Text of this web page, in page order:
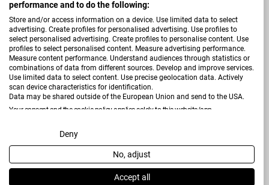
performance and to do the following:
Store and/or access information on a device. Use limited data to select
advertising. Create profiles for personalised advertising. Use profiles to
select personalised advertising. Create profiles to personalise content. Use
profiles to select personalised content. Measure advertising performance.
Measure content performance. Understand audiences through statistics or
combinations of data from different sources. Develop and improve services.
Use limited data to select content. Use precise geolocation data. Actively
scan device characteristics for identification.
Data may be shared outside of the European Union and send to the USA.
Your consent and the cookie policy applies solely to this website/app.
View Partner List (2 IAB Vendors)
We use your data for the following purposes:
IAB processing purposes:
Deny
No, adjust
Accept all
Wohnlandschaft Justb! PM200
Verkäufer:
Musterring